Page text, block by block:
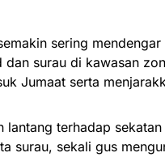
sering
surau di kawasan
Jumaat serta
lantang terhadap
surau, sekali gus